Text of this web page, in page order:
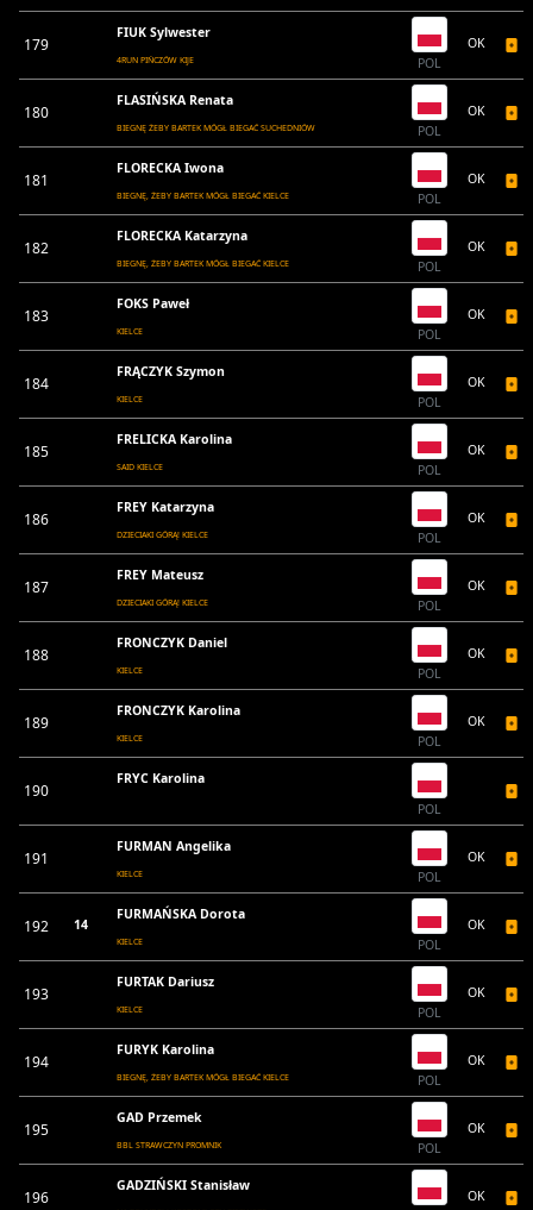
179
FIUK Sylwester
4RUN PIŃCZÓW KIJE POL
OK
180
FLASIŃSKA Renata
BIEGNĘ ŻEBY BARTEK MÓGŁ BIEGAĆ SUCHEDNIÓW POL
OK
181
FLORECKA Iwona
BIEGNĘ, ŻEBY BARTEK MÓGŁ BIEGAĆ KIELCE POL
OK
182
FLORECKA Katarzyna
BIEGNĘ, ŻEBY BARTEK MÓGŁ BIEGAĆ KIELCE POL
OK
183
FOKS Paweł
KIELCE POL
OK
184
FRĄCZYK Szymon
KIELCE POL
OK
185
FRELICKA Karolina
SAID KIELCE POL
OK
186
FREY Katarzyna
DZIECIAKI GÓRĄ! KIELCE POL
OK
187
FREY Mateusz
DZIECIAKI GÓRĄ! KIELCE POL
OK
188
FRONCZYK Daniel
KIELCE POL
OK
189
FRONCZYK Karolina
KIELCE POL
OK
190
FRYC Karolina
POL
191
FURMAN Angelika
KIELCE POL
OK
192 14
FURMAŃSKA Dorota
KIELCE POL
OK
193
FURTAK Dariusz
KIELCE POL
OK
194
FURYK Karolina
BIEGNĘ, ŻEBY BARTEK MÓGŁ BIEGAĆ KIELCE POL
OK
195
GAD Przemek
BBL STRAWCZYN PROMNIK POL
OK
196
GADZIŃSKI Stanisław
OK